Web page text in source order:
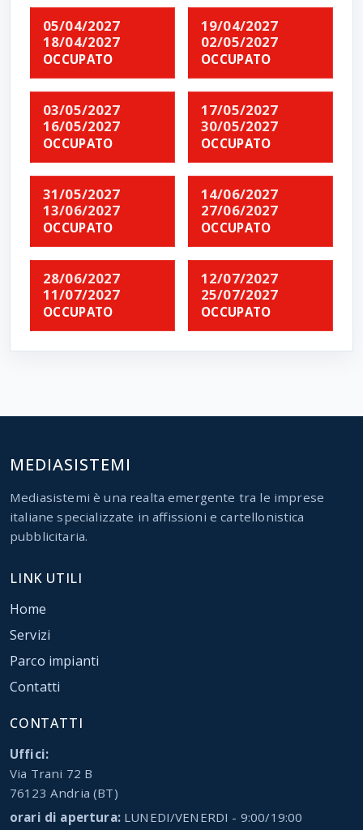
05/04/2027
18/04/2027
OCCUPATO
19/04/2027
02/05/2027
OCCUPATO
03/05/2027
16/05/2027
OCCUPATO
17/05/2027
30/05/2027
OCCUPATO
31/05/2027
13/06/2027
OCCUPATO
14/06/2027
27/06/2027
OCCUPATO
28/06/2027
11/07/2027
OCCUPATO
12/07/2027
25/07/2027
OCCUPATO
MEDIASISTEMI
Mediasistemi è una realta emergente tra le imprese
italiane specializzate in affissioni e cartellonistica
pubblicitaria.
LINK UTILI
Home
Servizi
Parco impianti
Contatti
CONTATTI
Uffici:
Via Trani 72 B
76123 Andria (BT)
orari di apertura:LUNEDI/VENERDI - 9:00/19:00